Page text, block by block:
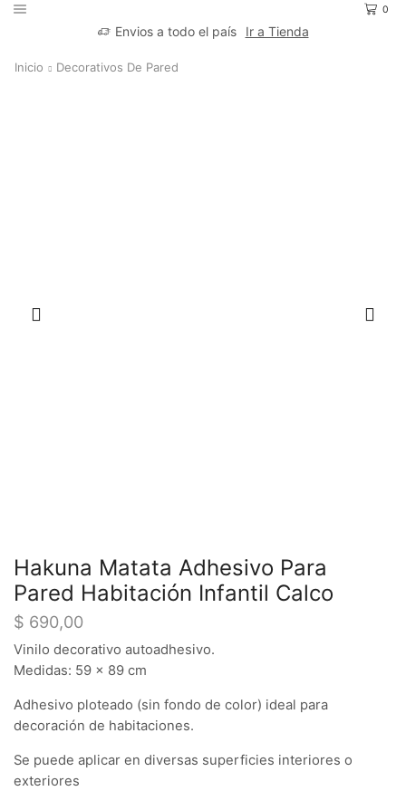
0
Envios a todo el país Ir a Tienda
Inicio Decorativos De Pared
Hakuna Matata Adhesivo Para
Pared Habitación Infantil Calco
$ 690,00
Vinilo decorativo autoadhesivo.
Medidas: 59 x 89 cm
Adhesivo ploteado (sin fondo de color) ideal para
decoración de habitaciones.
Se puede aplicar en diversas superficies interiores o
exteriores